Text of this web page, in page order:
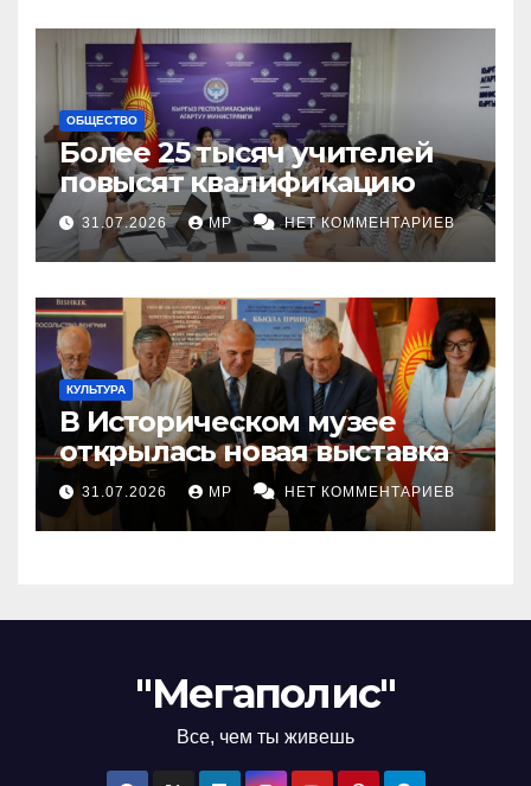
ОБЩЕСТВО
Более 25 тысяч учителей
повысят квалификацию
31.07.2026 MP НЕТ КОММЕНТАРИЕВ
КУЛЬТУРА
В Историческом музее
открылась новая выставка
31.07.2026 MP НЕТ КОММЕНТАРИЕВ
"Мегаполис"
Все, чем ты живешь